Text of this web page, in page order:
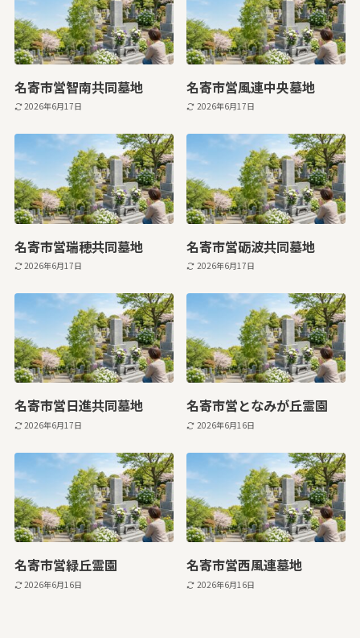
名寄市営智南共同墓地
2026年6月17日
名寄市営風連中央墓地
2026年6月17日
名寄市営瑞穂共同墓地
2026年6月17日
名寄市営砺波共同墓地
2026年6月17日
名寄市営日進共同墓地
2026年6月17日
名寄市営となみが丘霊園
2026年6月16日
名寄市営緑丘霊園
2026年6月16日
名寄市営西風連墓地
2026年6月16日